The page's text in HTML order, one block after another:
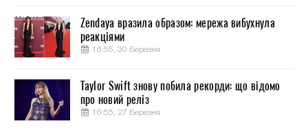
Zendaya вразила образом: мережа вибухнула
реакціями
16:55, 30 Березня
Taylor Swift знову побила рекорди: що відомо
про новий реліз
16:55, 27 Березня